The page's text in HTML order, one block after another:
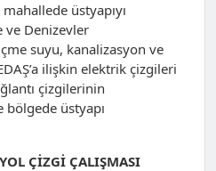
üstyapıyı
ve Denizevler
suyu, kanalizasyon ve
ilişkin elektrik çizgileri
çizgilerinin
üstyapı
ÇİZGİ ÇALIŞMASI